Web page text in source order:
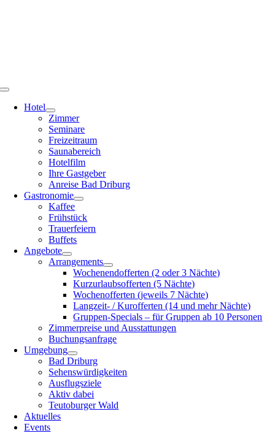
Toggle
Navigation
Hotel
Zimmer
Seminare
Freizeitraum
Saunabereich
Hotelfilm
Ihre Gastgeber
Anreise Bad Driburg
Gastronomie
Kaffee
Frühstück
Trauerfeiern
Buffets
Angebote
Arrangements
Wochenendofferten (2 oder 3 Nächte)
Kurzurlaubsofferten (5 Nächte)
Wochenofferten (jeweils 7 Nächte)
Langzeit- / Kurofferten (14 und mehr Nächte)
Gruppen-Specials – für Gruppen ab 10 Personen
Zimmerpreise und Ausstattungen
Buchungsanfrage
Umgebung
Bad Driburg
Sehenswürdigkeiten
Ausflugsziele
Aktiv dabei
Teutoburger Wald
Aktuelles
Events